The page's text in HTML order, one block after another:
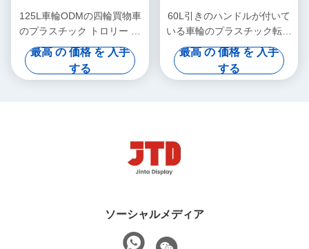
125L車輪ODMの四輪買物車
のプラスチック トロリー バ
スケット
最高 の 価格 を 入手
する
60L引きのハンドルが付いて
いる車輪のプラスチック転が
り買物かごHDPPの買物かご
最高 の 価格 を 入手
する
ソーシャルメディア